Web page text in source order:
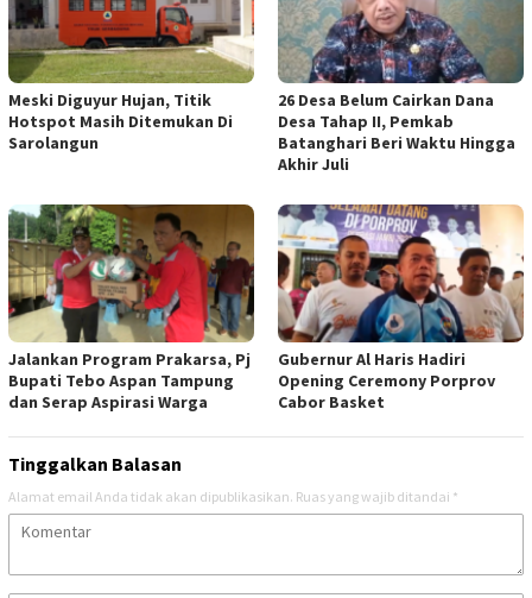
Meski Diguyur Hujan, Titik
Hotspot Masih Ditemukan Di
Sarolangun
26 Desa Belum Cairkan Dana
Desa Tahap II, Pemkab
Batanghari Beri Waktu Hingga
Akhir Juli
Jalankan Program Prakarsa, Pj
Bupati Tebo Aspan Tampung
dan Serap Aspirasi Warga
Gubernur Al Haris Hadiri
Opening Ceremony Porprov
Cabor Basket
Tinggalkan Balasan
Alamat email Anda tidak akan dipublikasikan. Ruas yang wajib ditandai *